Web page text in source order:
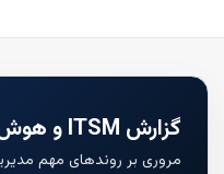
گزارش ITSM و هوش مصنوعی
مروری بر روندهای مهم